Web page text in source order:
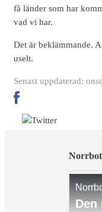
få länder som har
vad vi har.
Det är beklämmande.
uselt.
Senast uppdaterad: